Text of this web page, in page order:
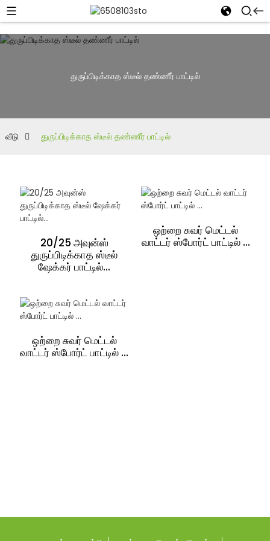
துருப்பிடிக்காத ஸ்டீல் தண்ணீர் பாட்டில்
வீடு துருப்பிடிக்காத ஸ்டீல் தண்ணீர் பாட்டில்
20/25 அவுன்ஸ்
துருப்பிடிக்காத ஸ்டீல்
ஷேக்கர் பாட்டில்...
ஒற்றை சுவர் மெட்டல்
வாட்டர் ஸ்போர்ட் பாட்டில் ...
ஒற்றை சுவர் மெட்டல்
வாட்டர் ஸ்போர்ட் பாட்டில் ...